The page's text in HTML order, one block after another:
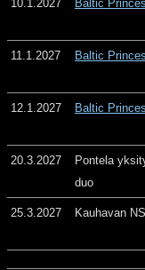
10.1.2027 Baltic
11.1.2027 Baltic
12.1.2027 Baltic
20.3.2027
Pontela
duo
25.3.2027 Kauhavan NS